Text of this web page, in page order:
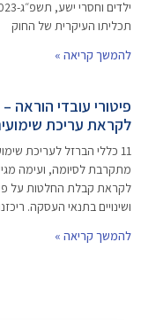
תכליתו העיקרית של החוק
להמשך קריאה »
פיטורי עובדי הוראה
לקראת עריכת
11 כללי הברזל לעריכת
מתקרבת לסיומה, ועימה
לקראת קבלת החלטות על
ושינויים בתנאי העסקה.
להמשך קריאה »